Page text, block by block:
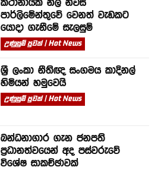
පාර්ලිමේන්තුවේ වෙනත් වැඩකට
යොදා ගැනීමේ සැලසුම්
උණුසුම් පුවත් | Hot News
ශ්‍රී ලංකා නීතිඥ සංගමය කාදිනල්
හිමියන් හමුවෙයි
උණුසුම් පුවත් | Hot News
බන්ධනාගාර ගැන ජනපති
ප්‍රධානත්වයෙන් අද පස්වරුවේ
විශේෂ සාකච්ඡාවක්